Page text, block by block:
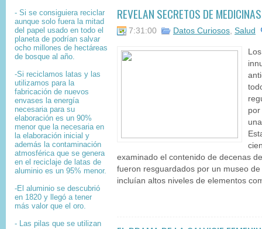
- Si se consiguiera reciclar
aunque solo fuera la mitad
del papel usado en todo el
planeta de podrían salvar
ocho millones de hectáreas
de bosque al año.
-Si reciclamos latas y las
utilizamos para la
fabricación de nuevos
envases la energía
necesaria para su
elaboración es un 90%
menor que la necesaria en
la elaboración inicial y
además la contaminación
atmosférica que se genera
en el reciclaje de latas de
aluminio es un 95% menor.
-El aluminio se descubrió
en 1820 y llegó a tener
más valor que el oro.
- Las pilas que se utilizan
REVELAN SECRETOS DE
7:31:00 Datos Curiosos, Salud
examinado el contenido de decenas
fueron resguardados por un museo
incluían altos niveles de elementos